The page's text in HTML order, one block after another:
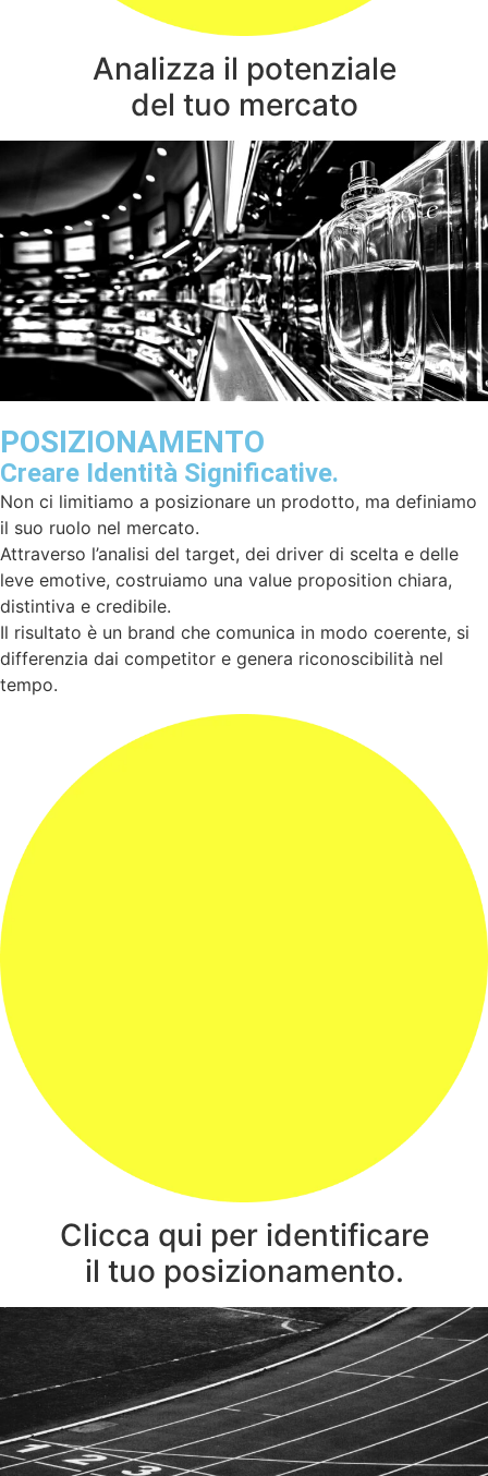
Analizza il potenziale
del tuo mercato
POSIZIONAMENTO
Creare Identità Significative.
Non ci limitiamo a posizionare un prodotto, ma definiamo
il suo ruolo nel mercato.
Attraverso l’analisi del target, dei driver di scelta e delle
leve emotive, costruiamo una value proposition chiara,
distintiva e credibile.
Il risultato è un brand che comunica in modo coerente, si
differenzia dai competitor e genera riconoscibilità nel
tempo.
Clicca qui per identificare
il tuo posizionamento.